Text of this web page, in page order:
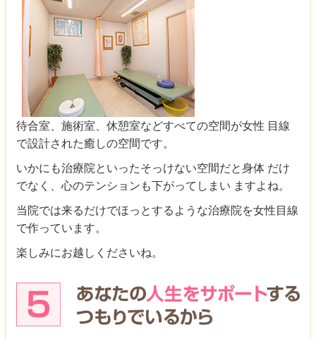
待合室、施術室、休憩室などすべての空間が女性 目線
で設計された癒しの空間です。
いかにも治療院といったそっけない空間だと身体 だけ
でなく、心のテンションも下がってしまい ますよね。
当院では来るだけでほっとするような治療院を女性目線
で作っています。
楽しみにお越しくださいね。